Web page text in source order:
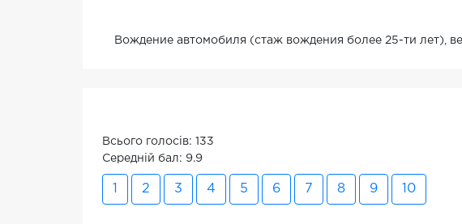
Вождение автомобиля (стаж вождения более 25-ти лет),
Всього голосів: 133
Середній бал: 9.9
2 3 4 5 6 7 8 9 10